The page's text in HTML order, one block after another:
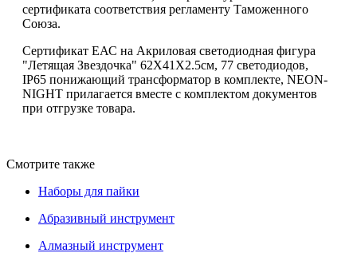
сертификата соответствия регламенту Таможенного
Союза.
Сертификат ЕАС на Акриловая светодиодная фигура
"Летящая Звездочка" 62X41X2.5см, 77 светодиодов,
IP65 понижающий трансформатор в комплекте, NEON-
NIGHT прилагается вместе с комплектом документов
при отгрузке товара.
Смотрите также
Наборы для пайки
Абразивный инструмент
Алмазный инструмент